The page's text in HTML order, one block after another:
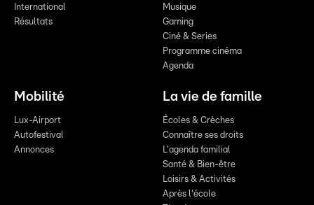
International
Résultats
Musique
Gaming
Ciné & Series
Programme cinéma
Agenda
Mobilité
Lux-Airport
Autofestival
Annonces
La vie de famille
Écoles & Crèches
Connaître ses droits
L'agenda familial
Santé & Bien-être
Loisirs & Activités
Après l'école